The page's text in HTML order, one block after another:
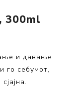
300ml
и давање
го себумот,